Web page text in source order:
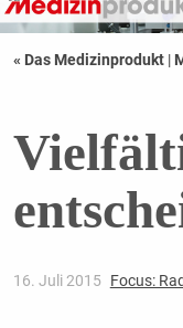
« Das Medizinprodukt |
16. Juli 2015 Focus: